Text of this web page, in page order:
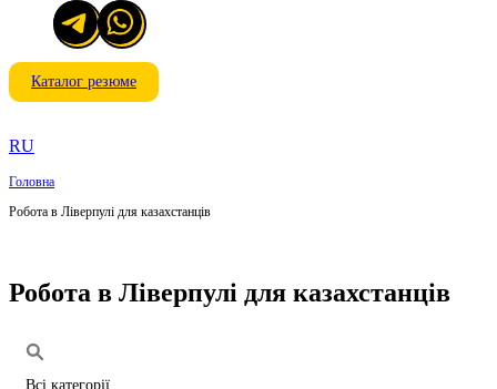
Каталог резюме
RU
Головна
Робота в Ліверпулі для казахстанців
Робота в Ліверпулі для казахстанців
Всі категорії